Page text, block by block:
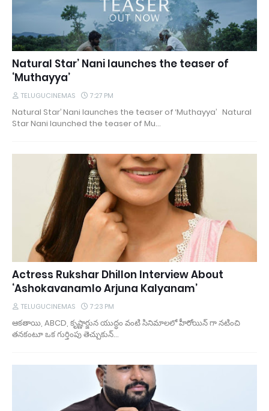
Natural Star’ Nani launches the teaser of
‘Muthayya’
TELUGUCINEMAS 7:27 PM
Natural Star’ Nani launches the teaser of ‘Muthayya’ Natural
Star Nani launched the teaser of Mu…
Actress Rukshar Dhillon Interview About
‘Ashokavanamlo Arjuna Kalyanam’
TELUGUCINEMAS 7:23 PM
ఆకతాయి, ABCD, కృష్ణార్జున యుద్ధం వంటి సినిమాలలో హీరోయిన్ గా నటించి
తనకంటూ ఒక గుర్తింపు తెచ్చుకున్…